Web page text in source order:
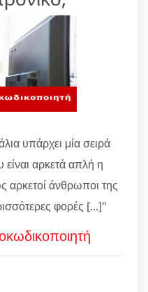
υπάρχει μία σειρά
αρκετά απλή η
αρκετοί άνθρωποι της
φορές [...]"